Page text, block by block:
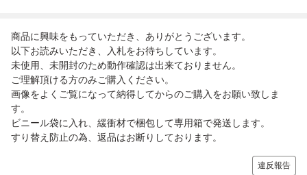
商品に興味をもっていただき、ありがとうございます。
以下お読みいただき、入札をお待ちしています。
未使用、未開封のため動作確認は出来ておりません。
ご理解頂ける方のみご購入ください。
画像をよくご覧になって納得してからのご購入をお願い致しま
す。
ビニール袋に入れ、緩衝材で梱包して専用箱で発送します。
すり替え防止の為、返品はお断りしております。
違反報告